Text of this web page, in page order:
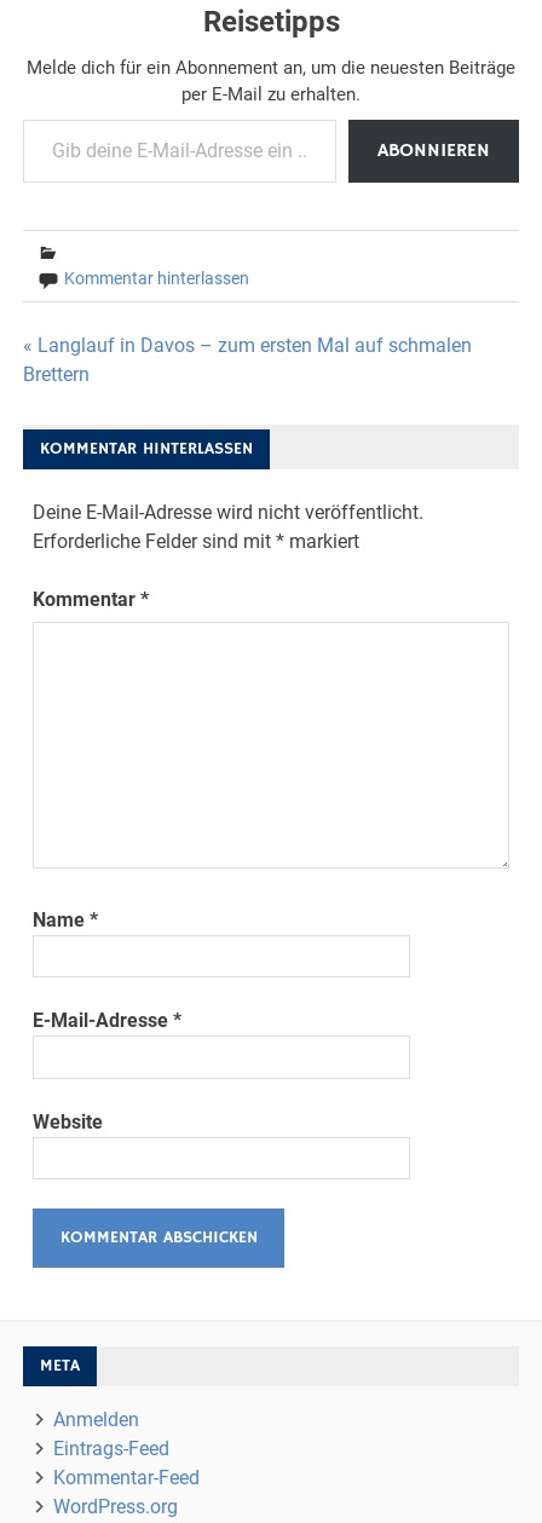
Reisetipps
Melde dich für ein Abonnement an, um die neuesten Beiträge
per E-Mail zu erhalten.
Gib deine E-Mail-Adresse ein ...
ABONNIEREN
Kommentar hinterlassen
Beitragsnavigation
« Langlauf in Davos – zum ersten Mal auf schmalen
Brettern
KOMMENTAR HINTERLASSEN
Deine E-Mail-Adresse wird nicht veröffentlicht.
Erforderliche Felder sind mit* markiert
Kommentar*
Name*
E-Mail-Adresse*
Website
META
Anmelden
Eintrags-Feed
Kommentar-Feed
WordPress.org